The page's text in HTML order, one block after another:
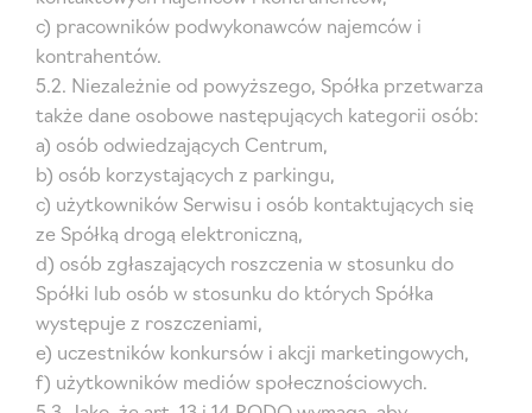
c) pracowników podwykonawców najemców i
kontrahentów.
5.2. Niezależnie od powyższego, Spółka przetwarza
także dane osobowe następujących kategorii osób:
a) osób odwiedzających Centrum,
b) osób korzystających z parkingu,
c) użytkowników Serwisu i osób kontaktujących się
ze Spółką drogą elektroniczną,
d) osób zgłaszających roszczenia w stosunku do
Spółki lub osób w stosunku do których Spółka
występuje z roszczeniami,
e) uczestników konkursów i akcji marketingowych,
f) użytkowników mediów społecznościowych.